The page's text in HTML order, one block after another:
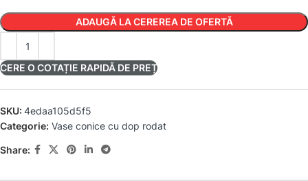
ADAUGĂ LA CEREREA DE OFERTĂ
CERE O COTAȚIE RAPIDĂ DE PREȚ
SKU: 4edaa105d5f5
Categorie: Vase conice cu dop rodat
Share: